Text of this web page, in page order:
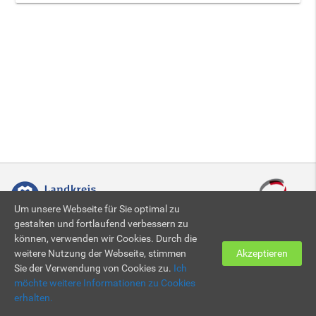
Zertifiziert nach DIN EN ISO 9001:2015
© 2026 KBBZ Neunkirchen
Um unsere Webseite für Sie optimal zu
gestalten und fortlaufend verbessern zu
können, verwenden wir Cookies. Durch die
weitere Nutzung der Webseite, stimmen
Sie der Verwendung von Cookies zu. Ich
möchte weitere Informationen zu Cookies
erhalten.
Akzeptieren